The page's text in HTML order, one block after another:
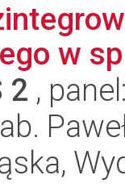
w
2 ,